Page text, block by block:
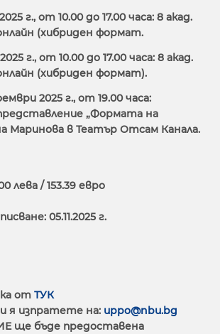
г., от 10.00 до 17.00 часа: 8 акад.
(хибриден формат.
г., от 10.00 до 17.00 часа: 8 акад.
(хибриден формат).
2025 г., от 19.00 часа:
„Формата на
Маринова в Театър Отсам Канала.
лева / 153.39 евро
05.11.2025 г.
от ТУК
я изпратете на: uppo@nbu.bg
ще бъде предоставена